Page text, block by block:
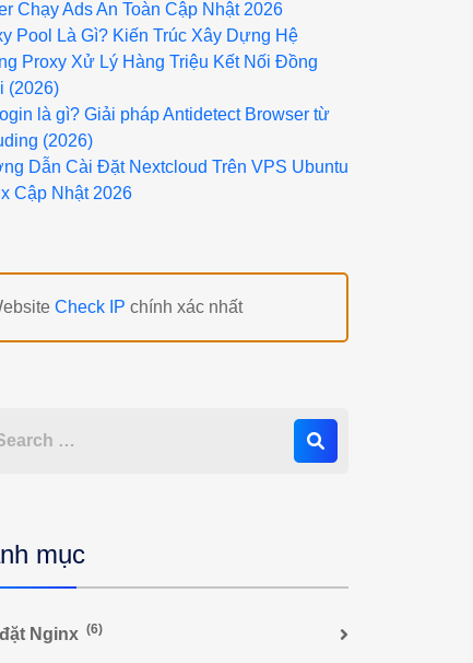
Chạy Ads An Toàn Cập Nhật 2026
Pool Là Gì? Kiến Trúc Xây Dựng Hệ
Proxy Xử Lý Hàng Triệu Kết Nối Đồng
(2026)
là gì? Giải pháp Antidetect Browser từ
(2026)
Dẫn Cài Đặt Nextcloud Trên VPS Ubuntu
Cập Nhật 2026
Check IP chính xác nhất
mục
Nginx (6)